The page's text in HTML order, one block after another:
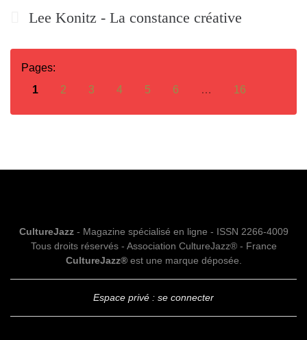
Lee Konitz - La constance créative
Pages:
1
2 3 4 5 6 … 16
CultureJazz- Magazine spécialisé en ligne - ISSN 2266-4009
Tous droits réservés - Association CultureJazz® - France
CultureJazz®est une marque déposée.
Espace privé : se connecter